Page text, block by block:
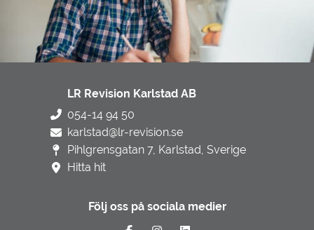
LR Revision Karlstad AB
054-14 94 50
karlstad@lr-revision.se
Pihlgrensgatan 7, Karlstad, Sverige
Hitta hit
Följ oss på sociala medier